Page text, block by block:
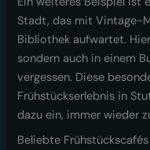
Stadt, das mit Vintage-
Bibliothek aufwartet.
sondern auch in einem
vergessen. Diese
Frühstückserlebnis in
dazu ein, immer wieder
Beliebte Frühstückscafés